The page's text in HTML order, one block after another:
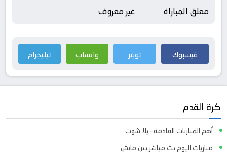
معلق المباراة
غير معروف
فيسبوك تويتر واتساب تيليجرام
كرة القدم
أهم المباريات القادمة – يلا شوت
مباريات اليوم بث مباشر بين ماتش